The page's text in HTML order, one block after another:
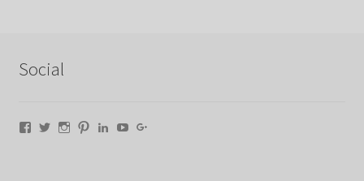
Social
Facebook
TwitterInstagram
PinterestLinkedIn
YouTube